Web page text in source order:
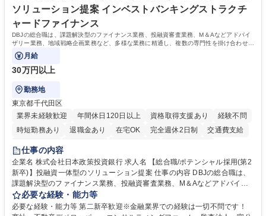
務の持ち帰りも禁止されており、メリハリのある働き方となります。 学
歴・資格 学歴：大学院 大学 高専 短大 語学力： 資格：
ソリューション提案 インベストバンキングストラクチ
ャードファイナンス
DBJの総合職は、課題解決型のファイナンス業務、投融資審査業務、M＆Aなどアドバイ
ザリー業務、地域戦略企画業務など、多様な業務に精通し、複数の専門性を掛け合わせて
広く社会に貢献していく職種です。
月給
30万円以上
勤務地
東京都千代田区
業界未経験歓迎
年間休日120日以上 資格取得支援あり
経験不問
時短勤務あり
退職金あり 在宅OK 完全週休2日制
交通費支給
駅近5分以内
食事補助あり
託児所あり
仕事の内容
企業名 株式会社日本政策投資銀行 求人名 【総合職/ポテンシャル採用(第2
新卒)】投融資一体型のソリューション提案 仕事の内容 DBJの総合職は、
課題解決型のファイナンス業務、投融資審査業務、M＆Aなどアドバイザ
リー業務、地域戦略企画業務など、多様な業務に精通し、複数の専門性を
掛け合わせて広く社会に貢献していく職種です。 入社後は、横断的なロー
必要な経験・能力等
必要な経験・能力等 第二新卒歓迎※金融業界での経験は一切不問です！